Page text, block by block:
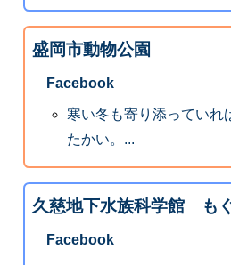
盛岡市動物公園
Facebook
寒い冬も寄り添っていれ
たかい。...
久慈地下水族科学館 も
Facebook